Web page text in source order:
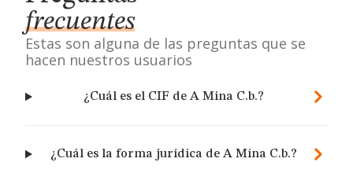
frecuentes
Estas son alguna de las preguntas que se
hacen nuestros usuarios
¿Cuál es el CIF de A Mina C.b.?
¿Cuál es la forma jurídica de A Mina C.b.?